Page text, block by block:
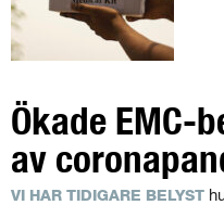
Ökade EMC-
av
VI HAR TIDIGARE BELYST